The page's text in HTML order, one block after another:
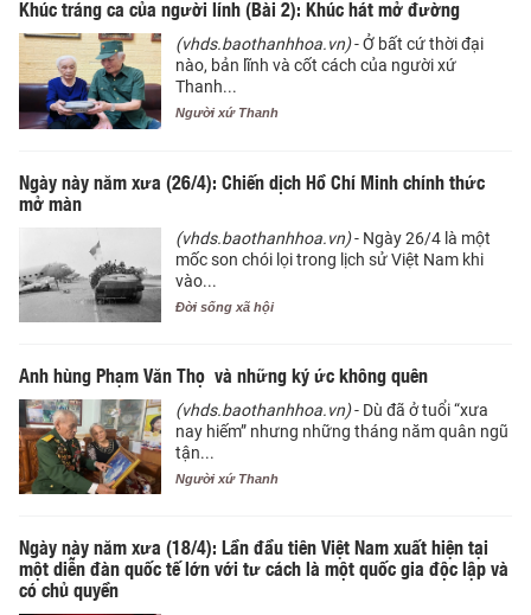
Khúc tráng ca của người lính (Bài 2): Khúc hát mở đường
(vhds.baothanhhoa.vn)- Ở bất cứ thời đại
nào, bản lĩnh và cốt cách của người xứ
Thanh...
Người xứ Thanh
Ngày này năm xưa (26/4): Chiến dịch Hồ Chí Minh chính thức
mở màn
(vhds.baothanhhoa.vn)- Ngày 26/4 là một
mốc son chói lọi trong lịch sử Việt Nam khi
vào...
Đời sống xã hội
Anh hùng Phạm Văn Thọ và những ký ức không quên
(vhds.baothanhhoa.vn)- Dù đã ở tuổi “xưa
nay hiếm” nhưng những tháng năm quân ngũ
tận...
Người xứ Thanh
Ngày này năm xưa (18/4): Lần đầu tiên Việt Nam xuất hiện tại
một diễn đàn quốc tế lớn với tư cách là một quốc gia độc lập và
có chủ quyền